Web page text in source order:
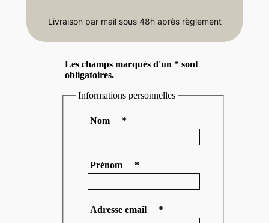
Livraison par mail sous 48h après règlement